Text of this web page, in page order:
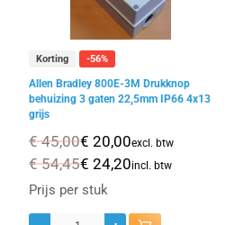
Korting -56%
Allen Bradley 800E-3M Drukknop
behuizing 3 gaten 22,5mm IP66 4x13
grijs
€ 45,00€ 20,00excl. btw
€ 54,45€ 24,20incl. btw
Prijs per stuk